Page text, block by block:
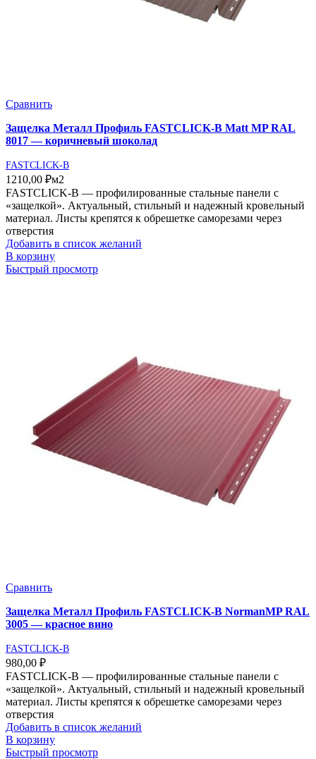
Сравнить
Защелка Металл Профиль FASTCLICK-В Matt MP RAL
8017 — коричневый шоколад
FASTCLICK-B
1210,00 ₽м2
FASTCLICK-В — профилированные стальные панели с
«защелкой». Актуальный, стильный и надежный кровельный
материал. Листы крепятся к обрешетке саморезами через
отверстия
Добавить в список желаний
В корзину
Быстрый просмотр
Сравнить
Защелка Металл Профиль FASTCLICK-В NormanMP RAL
3005 — красное вино
FASTCLICK-B
980,00 ₽
FASTCLICK-В — профилированные стальные панели с
«защелкой». Актуальный, стильный и надежный кровельный
материал. Листы крепятся к обрешетке саморезами через
отверстия
Добавить в список желаний
В корзину
Быстрый просмотр